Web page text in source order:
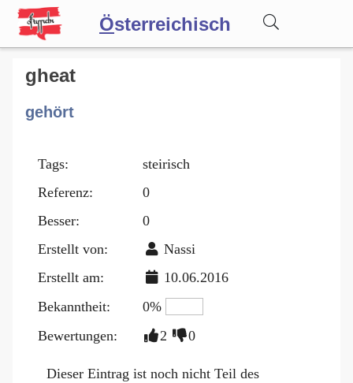
Österreichisch
Wörterbuch
Forum
Blog
gheat
gehört
Tags:
steirisch
Referenz:
0
Besser:
0
Erstellt von:
Nassi
Erstellt am:
10.06.2016
Bekanntheit:
0%
Bewertungen:
2 0
Dieser Eintrag ist noch nicht Teil des